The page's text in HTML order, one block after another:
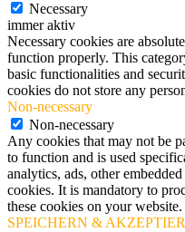
Necessary
immer aktiv
Necessary cookies are
function properly. This
basic functionalities and
cookies do not store any
Non-necessary
Non-necessary
Any cookies that may not be
to function and is used
analytics, ads, other
cookies. It is mandatory to
these cookies on your website.
SPEICHERN &